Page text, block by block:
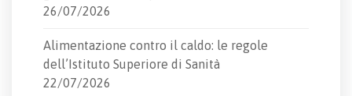
26/07/2026
Alimentazione contro il caldo: le regole
dell’Istituto Superiore di Sanità
22/07/2026